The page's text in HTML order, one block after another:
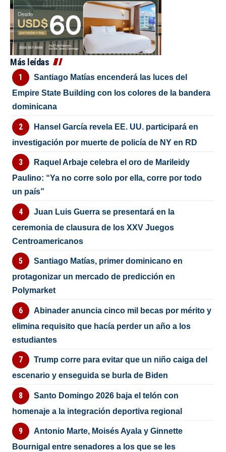
Más leídas
Santiago Matías encenderá las luces del
Empire State Building con los colores de la bandera
dominicana
Hansel García revela EE. UU. participará en
investigación por muerte de policía de NY en RD
Raquel Arbaje celebra el oro de Marileidy
Paulino: “Ya no corre solo por ella, corre por todo
un país”
Juan Luis Guerra se presentará en la
ceremonia de clausura de los XXV Juegos
Centroamericanos
Santiago Matías, primer dominicano en
protagonizar un mercado de predicción en
Polymarket
Abinader anuncia cinco mil becas por mérito y
elimina requisito que hacía perder un año a los
estudiantes
Trump corre para evitar que un niño caiga del
escenario y enseguida se burla de Biden
Santo Domingo 2026 baja el telón con
homenaje a la integración deportiva regional
Antonio Marte, Moisés Ayala y Ginnette
Bournigal entre senadores a los que se les